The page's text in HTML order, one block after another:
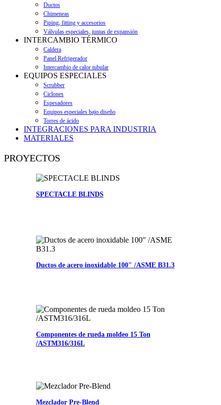
Ductos
Chimeneas
Piping, fitting y accesorios
Válvulas especiales, juntas de expansión
INTERCAMBIO TÉRMICO
Caldera
Panel Refrigerador
Intercambio de calor tubular
EQUIPOS ESPECIALES
Scrubber
Ciclones
Espesadores
Equipos especiales bajo diseño
Torres de ácido
INTEGRACIONES PARA INDUSTRIA
MATERIALES
PROYECTOS
SPECTACLE BLINDS
Ductos de acero inoxidable 100″ /ASME B31.3
Componentes de rueda moldeo 15 Ton
/ASTM316/316L
Mezclador Pre-Blend